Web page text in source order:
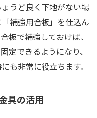
うど良く下地がない場
補強用合板」を仕込ん
板で補強しておけば、
定できるようになり、
も非常に役立ちます。
具の活用